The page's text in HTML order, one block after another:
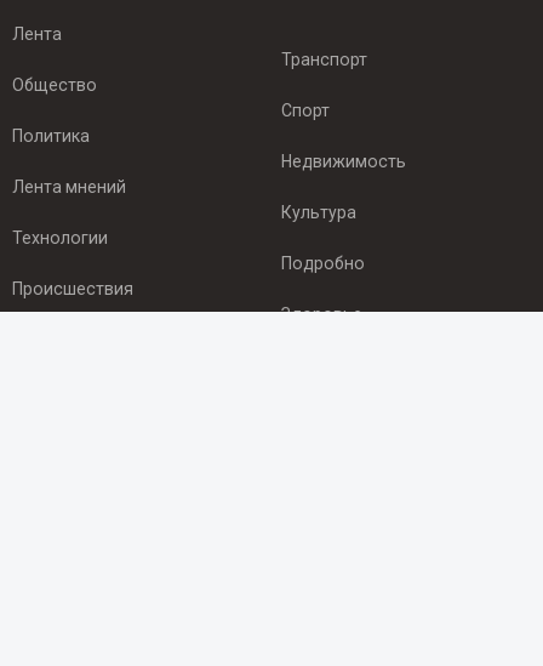
Лента
Общество
Политика
Лента мнений
Технологии
Происшествия
Транспорт
Спорт
Недвижимость
Культура
Подробно
Здоровье